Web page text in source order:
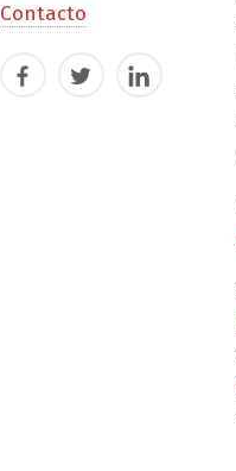
Contacto
FacebookTwitterLinkedIn